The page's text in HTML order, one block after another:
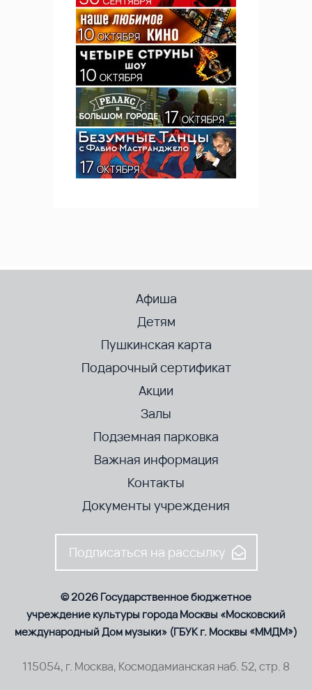
Афиша
Детям
Пушкинская карта
Подарочный сертификат
Акции
Залы
Подземная парковка
Важная информация
Контакты
Документы учреждения
Подписаться на рассылку
© 2026 Государственное бюджетное
учреждение культуры города Москвы «Московский
международный Дом музыки» (ГБУК г. Москвы «ММДМ»)
115054, г. Москва, Космодамианская наб. 52, стр. 8